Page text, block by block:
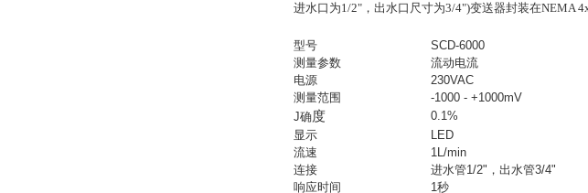
进水口为1/2"，出水口尺寸为3/4")变送器封装在NEMA
型号
SCD-6000
测量参数
流动电流
电源
230VAC
测量范围
-1000 - +1000mV
J确度
0.1%
显示
LED
流速
1L/min
连接
进水管1/2"，出水管3/4"
响应时间
1秒